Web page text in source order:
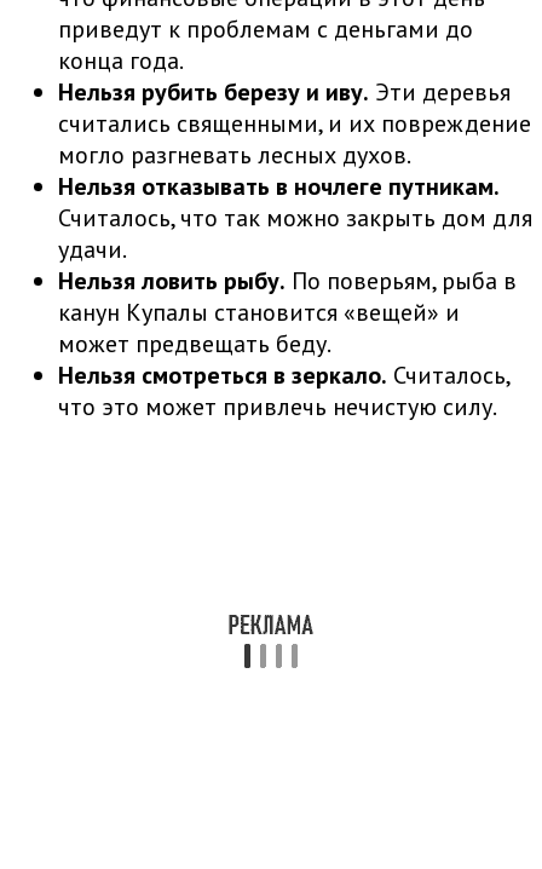
приведут к проблемам с деньгами до
конца года.
Нельзя рубить березу и иву. Эти деревья
считались священными, и их повреждение
могло разгневать лесных духов.
Нельзя отказывать в ночлеге путникам.
Считалось, что так можно закрыть дом для
удачи.
Нельзя ловить рыбу. По поверьям, рыба в
канун Купалы становится «вещей» и
может предвещать беду.
Нельзя смотреться в зеркало. Считалось,
что это может привлечь нечистую силу.